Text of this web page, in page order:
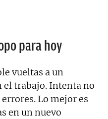
para hoy
vueltas a un
el trabajo. Intenta no
Lo mejor es
en un nuevo